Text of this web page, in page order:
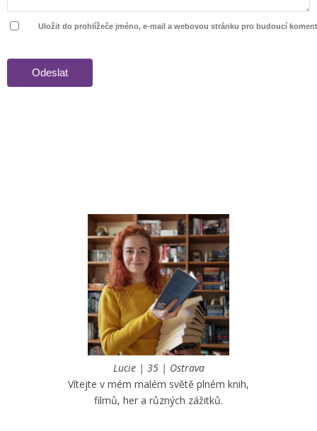
Uložit do prohlížeče jméno, e-mail a webovou stránku pro budoucí
Lucie | 35 | Ostrava
Vítejte v mém malém světě plném knih,
filmů, her a různých zážitků.